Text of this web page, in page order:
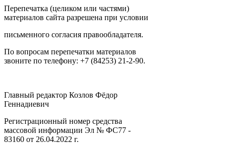
Перепечатка (целиком или частями)
материалов сайта разрешена при условии
письменного согласия правообладателя.
По вопросам перепечатки материалов
звоните по телефону: +7 (84253) 21-2-90.
Главный редактор Козлов Фёдор
Геннадиевич
Регистрационный номер средства
массовой информации Эл № ФС77 -
83160 от 26.04.2022 г.